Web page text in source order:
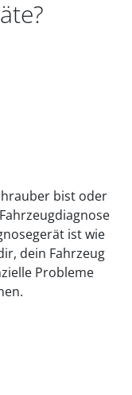
bist oder
ist wie
dein Fahrzeug
Probleme